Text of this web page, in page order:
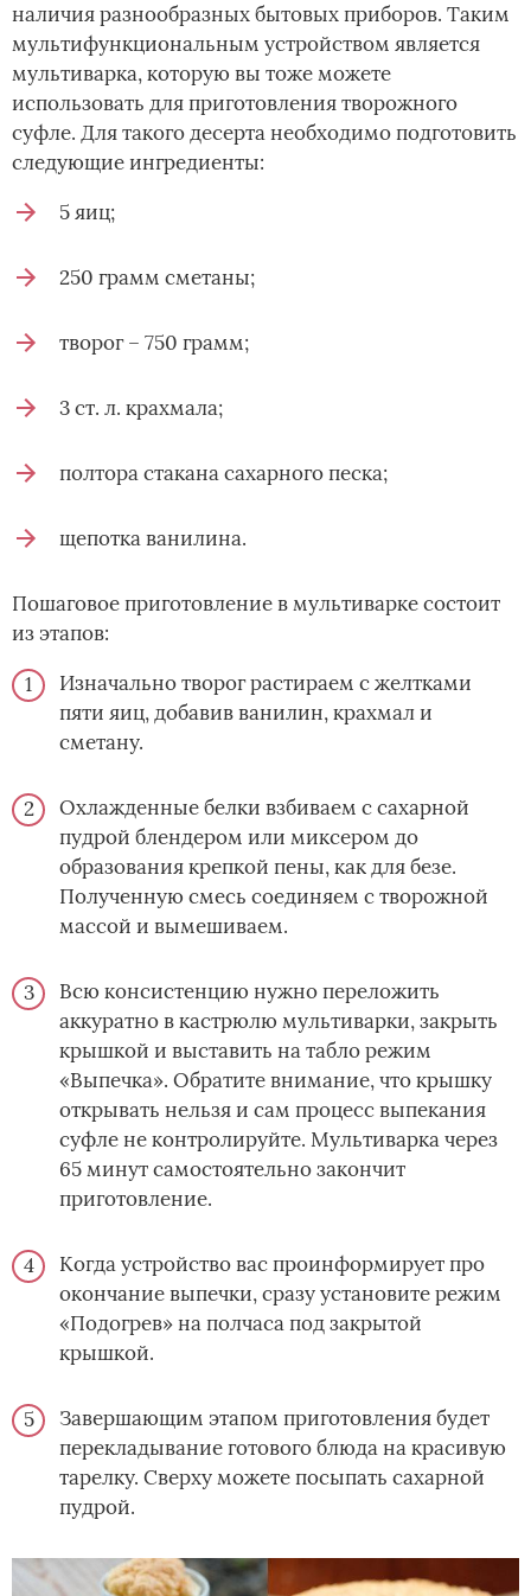
наличия разнообразных бытовых приборов. Таким
мультифункциональным устройством является
мультиварка, которую вы тоже можете
использовать для приготовления творожного
суфле. Для такого десерта необходимо подготовить
следующие ингредиенты:
5 яиц;
250 грамм сметаны;
творог – 750 грамм;
3 ст. л. крахмала;
полтора стакана сахарного песка;
щепотка ванилина.
Пошаговое приготовление в мультиварке состоит
из этапов:
Изначально творог растираем с желтками
пяти яиц, добавив ванилин, крахмал и
сметану.
Охлажденные белки взбиваем с сахарной
пудрой блендером или миксером до
образования крепкой пены, как для безе.
Полученную смесь соединяем с творожной
массой и вымешиваем.
Всю консистенцию нужно переложить
аккуратно в кастрюлю мультиварки, закрыть
крышкой и выставить на табло режим
«Выпечка». Обратите внимание, что крышку
открывать нельзя и сам процесс выпекания
суфле не контролируйте. Мультиварка через
65 минут самостоятельно закончит
приготовление.
Когда устройство вас проинформирует про
окончание выпечки, сразу установите режим
«Подогрев» на полчаса под закрытой
крышкой.
Завершающим этапом приготовления будет
перекладывание готового блюда на красивую
тарелку. Сверху можете посыпать сахарной
пудрой.